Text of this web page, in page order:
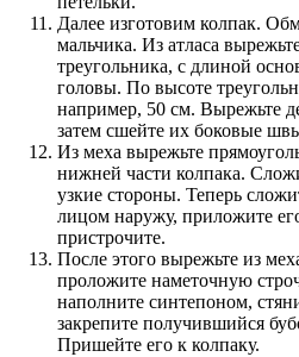
Далее изготовим колпак.
мальчика. Из атласа
треугольника, с длиной
головы. По высоте
например, 50 см. Вырежьте
затем сшейте их боковые
Из меха вырежьте
нижней части колпака.
узкие стороны. Теперь
лицом наружу, приложите
пристрочите.
После этого вырежьте из
проложите наметочную
наполните синтепоном,
закрепите получившийся
Пришейте его к колпаку.